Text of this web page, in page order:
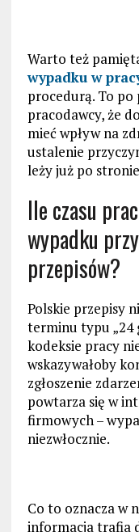
Warto też
wypadku w
procedurą. To
pracodawcy, że
mieć wpływ na
ustalenie
leży już po
Ile czasu
wypadku
przepisów?
Polskie przepisy
terminu typu „24
kodeksie pracy
wskazywałoby
zgłoszenie
powtarza się w
firmowych –
niezwłocznie.
Co to oznacza w
informacja trafia